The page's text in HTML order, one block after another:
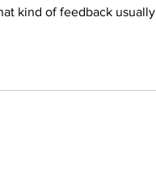
kind of feedback usually